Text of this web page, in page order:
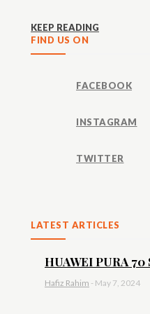
KEEP READING
FIND US ON
FACEBOOK
INSTAGRAM
TWITTER
LATEST ARTICLES
HUAWEI PURA
Hafiz Rahim - May 7, 2024